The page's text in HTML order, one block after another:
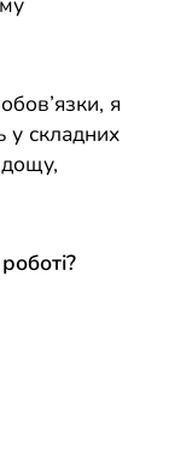
я
у складних